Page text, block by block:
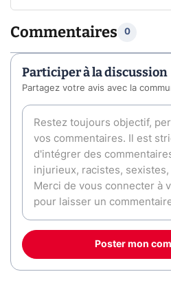
Commentaires 0
Participer à la discussion
Partagez votre avis avec la
Poster mon